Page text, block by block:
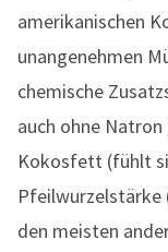
amerikanischen
unangenehmen
chemische
auch ohne
Kokosfett (fühlt
Pfeilwurzelstärke
den meisten